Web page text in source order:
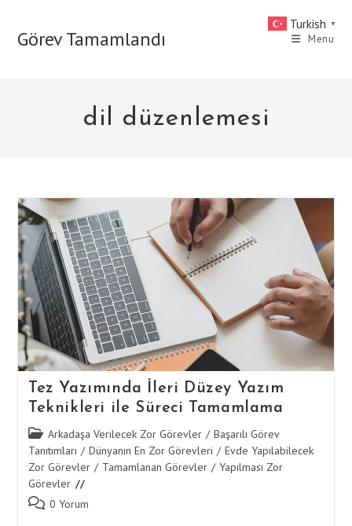
contentGörev Tamamlandı Menu
dil düzenlemesi
Tez Yazımında İleri Düzey Yazım
Teknikleri ile Süreci Tamamlama
Post
category:
Arkadaşa Verilecek Zor Görevler / Başarılı Görev
Tanıtımları / Dünyanın En Zor Görevleri / Evde Yapılabilecek
Zor Görevler / Tamamlanan Görevler / Yapılması Zor
Görevler
Post 0 Yorum
Turkish ▼